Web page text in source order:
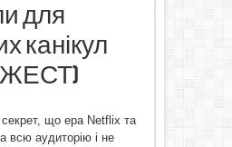
для
канікул
що ера Netflix та
всю аудиторію і не